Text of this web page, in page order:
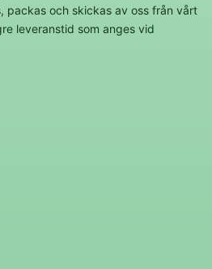
packas och skickas av oss från vårt
leveranstid som anges vid